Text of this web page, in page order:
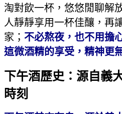
淘對飲一杯，悠悠閒聊解
人靜靜享用一杯佳釀，再
家； 不必熬夜，也不用擔
這微酒精的享受，精神更
下午酒歷史：源自義
時刻